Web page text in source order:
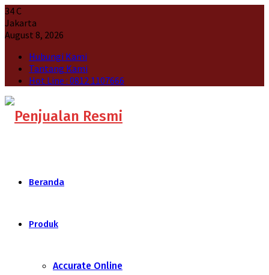
34C
Jakarta
August 8, 2026
Hubungi Kami
Tantang Kami
Hot Line : 0812 1107666
Beranda
Produk
Accurate Online